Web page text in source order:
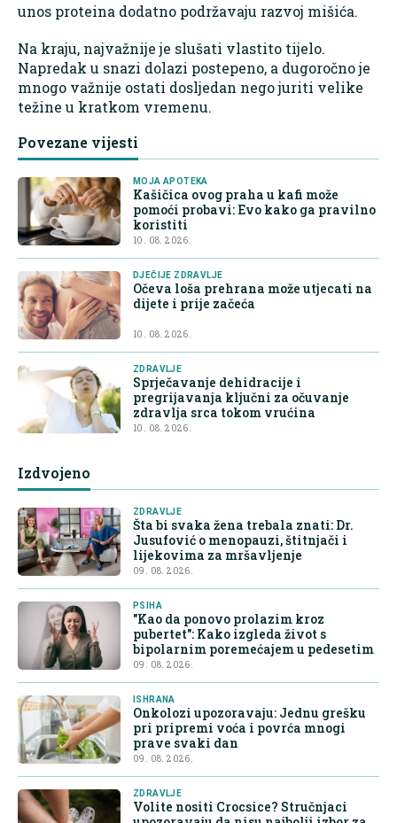
unos proteina dodatno podržavaju razvoj mišića.
Na kraju, najvažnije je slušati vlastito tijelo.
Napredak u snazi dolazi postepeno, a dugoročno je
mnogo važnije ostati dosljedan nego juriti velike
težine u kratkom vremenu.
Povezane vijesti
MOJA APOTEKA
Kašičica ovog praha u kafi može
pomoći probavi: Evo kako ga pravilno
koristiti
10. 08. 2026.
DJEČIJE ZDRAVLJE
Očeva loša prehrana može utjecati na
dijete i prije začeća
10. 08. 2026.
ZDRAVLJE
Sprječavanje dehidracije i
pregrijavanja ključni za očuvanje
zdravlja srca tokom vrućina
10. 08. 2026.
Izdvojeno
ZDRAVLJE
Šta bi svaka žena trebala znati: Dr.
Jusufović o menopauzi, štitnjači i
lijekovima za mršavljenje
09. 08. 2026.
PSIHA
"Kao da ponovo prolazim kroz
pubertet": Kako izgleda život s
bipolarnim poremećajem u pedesetim
09. 08. 2026.
ISHRANA
Onkolozi upozoravaju: Jednu grešku
pri pripremi voća i povrća mnogi
prave svaki dan
09. 08. 2026.
ZDRAVLJE
Volite nositi Crocsice? Stručnjaci